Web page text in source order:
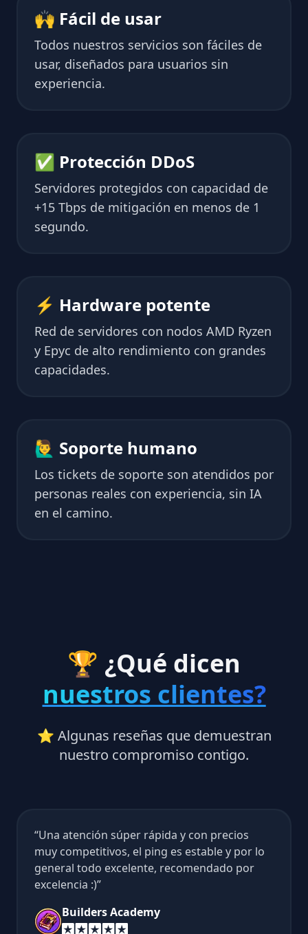
🙌 Fácil de usar
Todos nuestros servicios son fáciles de
usar, diseñados para usuarios sin
experiencia.
✅ Protección DDoS
Servidores protegidos con capacidad de
+15 Tbps de mitigación en menos de 1
segundo.
⚡ Hardware potente
Red de servidores con nodos AMD Ryzen
y Epyc de alto rendimiento con grandes
capacidades.
🙋‍♂️ Soporte humano
Los tickets de soporte son atendidos por
personas reales con experiencia, sin IA
en el camino.
🏆 ¿Qué dicen
nuestros clientes?
⭐ Algunas reseñas que demuestran
nuestro compromiso contigo.
Una atención súper rápida y con precios
muy competitivos, el ping es estable y por lo
general todo excelente, recomendado por
excelencia :)
Builders Academy